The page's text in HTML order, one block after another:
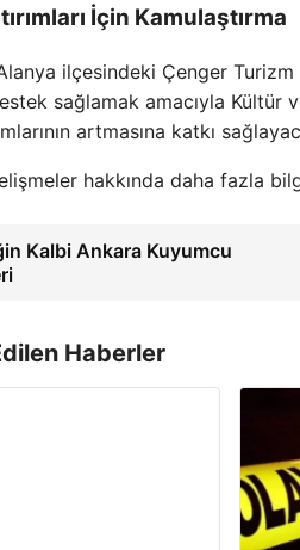
İçin Kamulaştırma
ilçesindeki Çenger
sağlamak amacıyla Kültür
artmasına katkı
hakkında daha fazla
Kalbi Ankara Kuyumcu
Haberler